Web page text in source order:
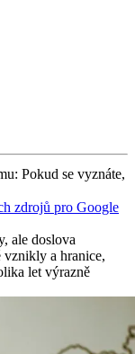
Pokud se vyznáte,
zdrojů pro Google
ale doslova
vznikly a hranice,
let výrazně